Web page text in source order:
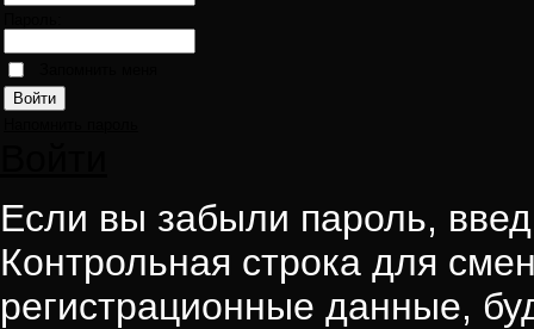
Если вы забыли пароль,
Контрольная строка для
регистрационные данные,